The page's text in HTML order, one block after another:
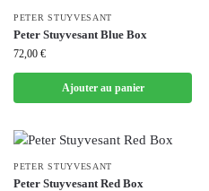
PETER STUYVESANT
Peter Stuyvesant Blue Box
72,00 €
Ajouter au panier
PETER STUYVESANT
Peter Stuyvesant Red Box